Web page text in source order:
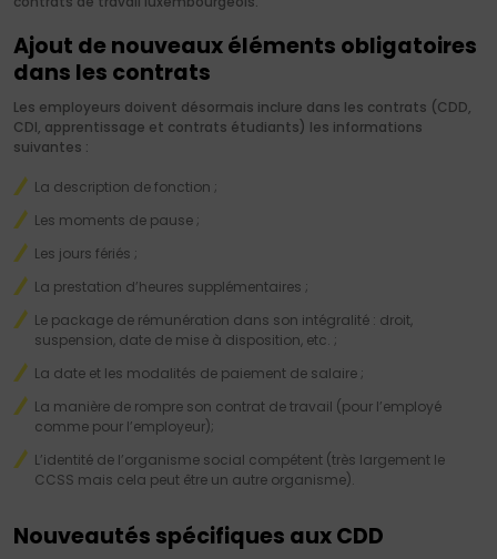
Ajout de nouveaux éléments obligatoires
dans les contrats
Les employeurs doivent désormais inclure dans les contrats (CDD,
CDI, apprentissage et contrats étudiants) les informations
suivantes :
La description de fonction ;
Les moments de pause ;
Les jours fériés ;
La prestation d’heures supplémentaires ;
Le package de rémunération dans son intégralité : droit,
suspension, date de mise à disposition, etc. ;
La date et les modalités de paiement de salaire ;
La manière de rompre son contrat de travail (pour l’employé
comme pour l’employeur);
L’identité de l’organisme social compétent (très largement le
CCSS mais cela peut être un autre organisme).
Nouveautés spécifiques aux CDD